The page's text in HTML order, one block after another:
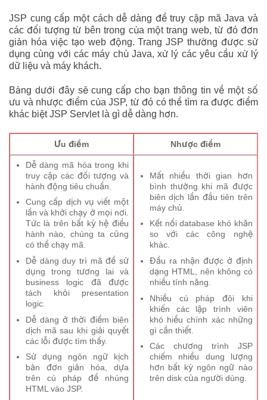
JSP cung cấp một cách dễ dàng để truy cập mã Java và
các đối tượng từ bên trong của một trang web, từ đó đơn
giản hóa việc tạo web động. Trang JSP thường được sử
dụng cùng với các máy chủ Java, xử lý các yêu cầu xử lý
dữ liệu và máy khách.
Bảng dưới đây sẽ cung cấp cho bạn thông tin về một số
ưu và nhược điểm của JSP, từ đó có thể tìm ra được điểm
khác biệt JSP Servlet là gì dễ dàng hơn.
Ưu điểm Nhược điểm
Dễ dàng mã hóa trong khi
truy cập các đối tượng và
hành động tiêu chuẩn.
Cung cấp dịch vụ viết một
lần và khởi chạy ở mọi nơi.
Tức là trên bất kỳ hệ điều
hành nào, chúng ta cũng
có thể chạy mã.
Dễ dàng duy trì mã để sử
dụng trong tương lai và
business logic đã được
tách khỏi presentation
logic.
Dễ dàng ở thời điểm biên
dịch mã sau khi giải quyết
các lỗi được tìm thấy.
Sử dụng ngôn ngữ kịch
bản đơn giản hóa, dựa
trên cú pháp để nhúng
HTML vào JSP.
Mất nhiều thời gian hơn
bình thường khi mã được
biên dịch lần đầu tiên trên
máy chủ.
Kết nối database khó khăn
so với các công nghệ
khác.
Đầu ra nhận được ở định
dạng HTML, nên không có
nhiều tính năng.
Nhiều cú pháp đôi khi
khiến các lập trình viên
khó hiểu chính xác những
gì cần thiết.
Các chương trình JSP
chiếm nhiều dung lượng
hơn bất kỳ ngôn ngữ nào
trên disk của người dùng.